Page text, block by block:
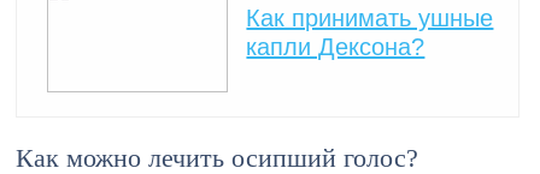
Как принимать ушные
капли Дексона?
Как можно лечить осипший голос?